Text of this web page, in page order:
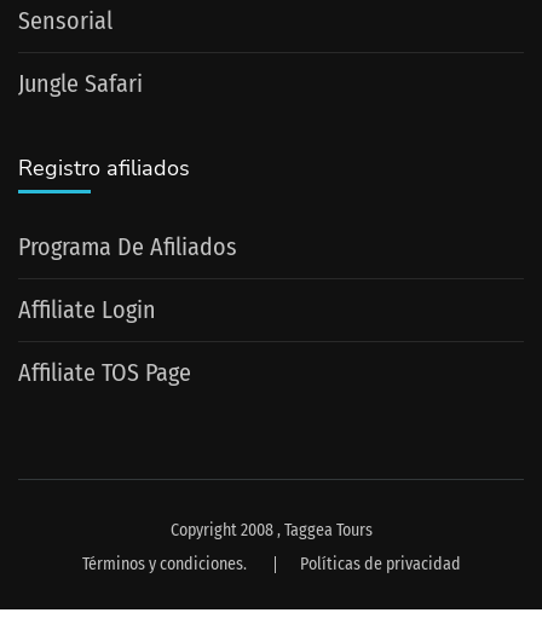
Sensorial
Jungle Safari
Registro afiliados
Programa De Afiliados
Affiliate Login
Affiliate TOS Page
Copyright 2008 , Taggea Tours
Términos y condiciones.
Políticas de privacidad